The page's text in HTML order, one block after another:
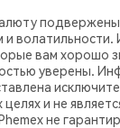
волатильности.
вам хорошо
уверены.
и не
не